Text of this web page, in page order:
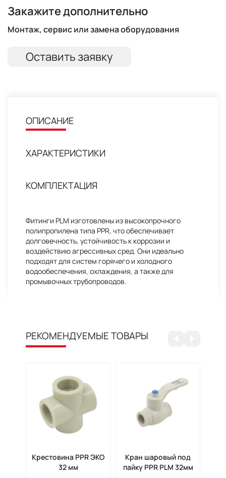
Закажите дополнительно
Монтаж, сервис или замена оборудования
Оставить заявку
ОПИСАНИЕ
ХАРАКТЕРИСТИКИ
КОМПЛЕКТАЦИЯ
Фитинги PLM изготовлены из высокопрочного
полипропилена типа PPR, что обеспечивает
долговечность, устойчивость к коррозии и
воздействию агрессивных сред. Они идеально
подходят для систем горячего и холодного
водообеспечения, охлаждения, а также для
промывочных трубопроводов.
РЕКОМЕНДУЕМЫЕ ТОВАРЫ
Крестовина PPR ЭКО
32 мм
Кран шаровый под
пайку PPR PLM 32мм